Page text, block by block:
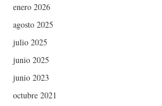
enero 2026
agosto 2025
julio 2025
junio 2025
junio 2023
octubre 2021